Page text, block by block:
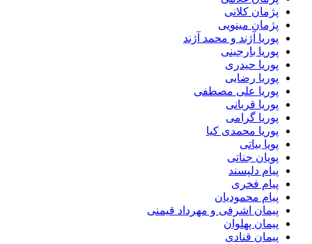
پژمان کلانی
پژمان مینویی
پوریا آژند و محمد آژند
پوریا بارجینی
پوریا حیدری
پوریا رضایی
پوریا علی مصطفی
پوریا قربانی
پوریا گرامی
پوریا محمدی کیا
پویا بیاتی
پویان جناتی
پیام دلپسند
پیام فخری
پیام محمودیان
پیمان اشرفی و مهرداد قیمنی
پیمان پهلوان
پیمان قنادی